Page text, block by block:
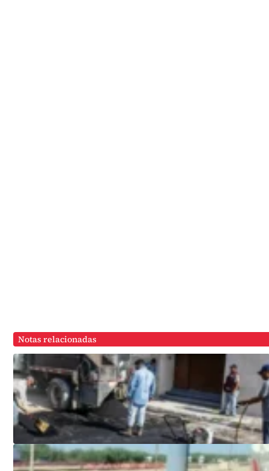
Notas relacionadas